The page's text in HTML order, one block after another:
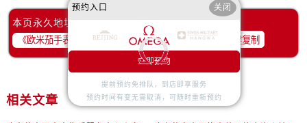
安徽省阜阳市颍州区颍州北路欧米茄售后服务中心（需提前预约）
本页永久地址：
一键复制
相关文章
预约入口 关闭
立即预约
提前预约免排队，到店即享服务
预约时间有变无需取消，可随时重新预约